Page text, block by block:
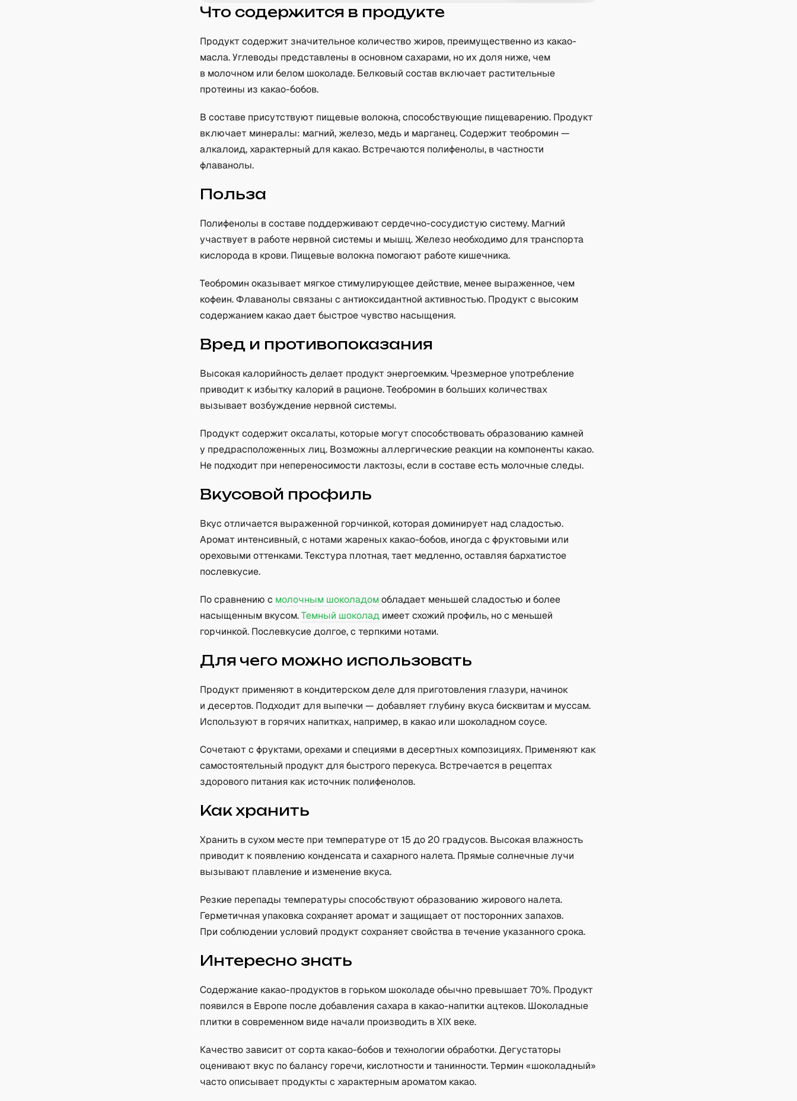
Что содержится в продукте
Продукт содержит значительное количество жиров, преимущественно из какао-
масла. Углеводы представлены в основном сахарами, но их доля ниже, чем
в молочном или белом шоколаде. Белковый состав включает растительные
протеины из какао-бобов.
В составе присутствуют пищевые волокна, способствующие пищеварению. Продукт
включает минералы: магний, железо, медь и марганец. Содержит теобромин —
алкалоид, характерный для какао. Встречаются полифенолы, в частности
флаванолы.
Польза
Полифенолы в составе поддерживают сердечно-сосудистую систему. Магний
участвует в работе нервной системы и мышц. Железо необходимо для транспорта
кислорода в крови. Пищевые волокна помогают работе кишечника.
Теобромин оказывает мягкое стимулирующее действие, менее выраженное, чем
кофеин. Флаванолы связаны с антиоксидантной активностью. Продукт с высоким
содержанием какао дает быстрое чувство насыщения.
Вред и противопоказания
Высокая калорийность делает продукт энергоемким. Чрезмерное употребление
приводит к избытку калорий в рационе. Теобромин в больших количествах
вызывает возбуждение нервной системы.
Продукт содержит оксалаты, которые могут способствовать образованию камней
у предрасположенных лиц. Возможны аллергические реакции на компоненты какао.
Не подходит при непереносимости лактозы, если в составе есть молочные следы.
Вкусовой профиль
Вкус отличается выраженной горчинкой, которая доминирует над сладостью.
Аромат интенсивный, с нотами жареных какао-бобов, иногда с фруктовыми или
ореховыми оттенками. Текстура плотная, тает медленно, оставляя бархатистое
послевкусие.
По сравнению с молочным шоколадомобладает меньшей сладостью и более
насыщенным вкусом.Темный шоколад имеет схожий профиль, но с меньшей
горчинкой. Послевкусие долгое, с терпкими нотами.
Для чего можно использовать
Продукт применяют в кондитерском деле для приготовления глазури, начинок
и десертов. Подходит для выпечки — добавляет глубину вкуса бисквитам и муссам.
Используют в горячих напитках, например, в какао или шоколадном соусе.
Сочетают с фруктами, орехами и специями в десертных композициях. Применяют как
самостоятельный продукт для быстрого перекуса. Встречается в рецептах
здорового питания как источник полифенолов.
Как хранить
Хранить в сухом месте при температуре от 15 до 20 градусов. Высокая влажность
приводит к появлению конденсата и сахарного налета. Прямые солнечные лучи
вызывают плавление и изменение вкуса.
Резкие перепады температуры способствуют образованию жирового налета.
Герметичная упаковка сохраняет аромат и защищает от посторонних запахов.
При соблюдении условий продукт сохраняет свойства в течение указанного срока.
Интересно знать
Содержание какао-продуктов в горьком шоколаде обычно превышает 70%. Продукт
появился в Европе после добавления сахара в какао-напитки ацтеков. Шоколадные
плитки в современном виде начали производить в XIX веке.
Качество зависит от сорта какао-бобов и технологии обработки. Дегустаторы
оценивают вкус по балансу горечи, кислотности и танинности. Термин «шоколадный»
часто описывает продукты с характерным ароматом какао.